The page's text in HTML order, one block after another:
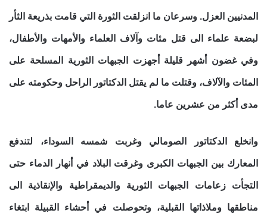
المدنيين العزل. وسرعان ما انزلقت الثورة التي قامت بذريعة الثأر
لبضعة علماء الى قتل مئات وآلاف العلماء والأمهات والأطفال،
وفي غضون أشهر قليلة أجهزت الجبهات الثورية المسلحة على
المئات والآلاف، وقتلت ما لم يقتل الدكتاتور الراحل وحكومته على
مدى أكثر من عشرين عاما.
وانخلع الدكتاتور الصومالي وغربت شمسه السوداء، لتندفع
المعارك بين الجبهات الكبرى وغرقت البلاد في أنهار الدماء حتى
التجأت زعامات الجبهات الثورية والديمقراطية والإنقاذية الى
مناطقها وملاذاتها القبلية، وتحوصلت في أحشاء القبيلة ابتغاء